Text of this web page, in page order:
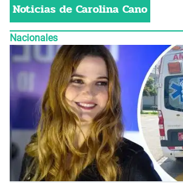
Noticias de Carolina Cano
Nacionales